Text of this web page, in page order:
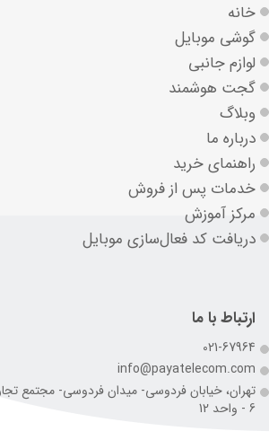
خانه
گوشی موبایل
لوازم جانبی
گجت هوشمند
وبلاگ
درباره ما
راهنمای خرید
خدمات پس از فروش
مرکز آموزش
دریافت کد فعال‌سازی موبایل
ارتباط با ما
021-67964
info@payatelecom.com
تهران، خیابان فردوسی- میدان فردوسی- مجتمع
6 - واحد 12